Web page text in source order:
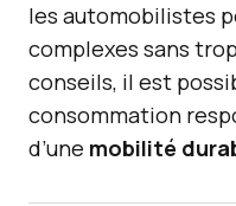
les automobilistes
complexes sans
conseils, il est
consommation
d’une mobilité